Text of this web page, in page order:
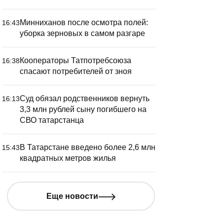
Главный тренер «Рубина»
извинился за разгром от
«Родины» в Кубке России
16:43Минниханов после осмотра полей:
уборка зерновых в самом разгаре
16:38Кооператоры Татпотребсоюза
спасают потребителей от зноя
16:13Суд обязал родственников вернуть
3,3 млн рублей сыну погибшего на
СВО татарстанца
15:43В Татарстане введено более 2,6 млн
квадратных метров жилья
Еще новости